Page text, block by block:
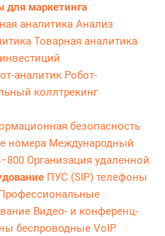
для маркетинга
аналитика Анализ
Товарная аналитика
аналитик Робот-
коллтрекинг
безопасность
номера Международный
Организация удаленной
ПУС (SIP) телефоны
Профессиональные
Видео- и конференц-
беспроводные VoIP